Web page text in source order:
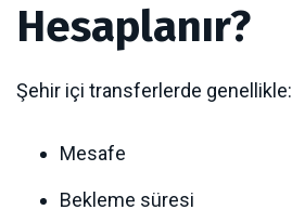
Hesaplanır?
Şehir içi transferlerde genellikle:
Mesafe
Bekleme süresi